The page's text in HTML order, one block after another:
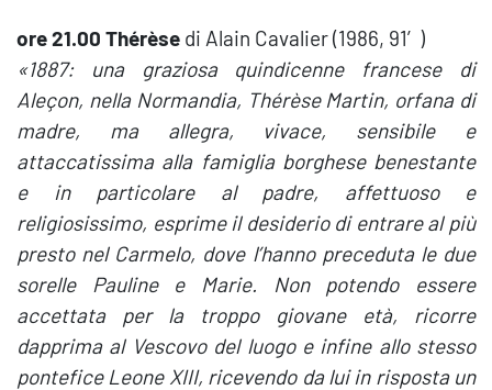
ore 21.00 Thérèse di Alain Cavalier (1986, 91′)
«1887: una graziosa quindicenne francese di
Aleçon, nella Normandia, Thérèse Martin, orfana di
madre, ma allegra, vivace, sensibile e
attaccatissima alla famiglia borghese benestante
e in particolare al padre, affettuoso e
religiosissimo, esprime il desiderio di entrare al più
presto nel Carmelo, dove l’hanno preceduta le due
sorelle Pauline e Marie. Non potendo essere
accettata per la troppo giovane età, ricorre
dapprima al Vescovo del luogo e infine allo stesso
pontefice Leone XIII, ricevendo da lui in risposta un